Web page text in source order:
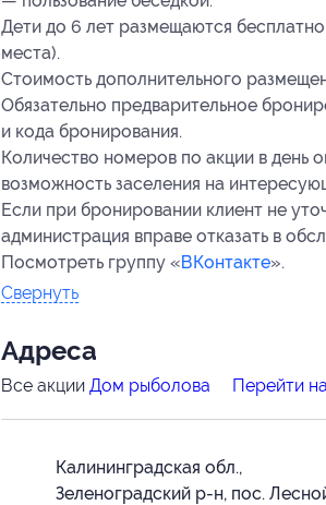
Дети до 6 лет размещаются
места).
Стоимость дополнительного
Обязательно предварительное
и кода бронирования.
Количество номеров по акции в день
возможность заселения на
Если при бронировании клиент не
администрация вправе отказать в
Посмотреть группу «ВКонтакте».
Свернуть
Адресa
Все акции Дом рыболова Перейти
Калининградская обл.,
Зеленоградский р-н, пос.